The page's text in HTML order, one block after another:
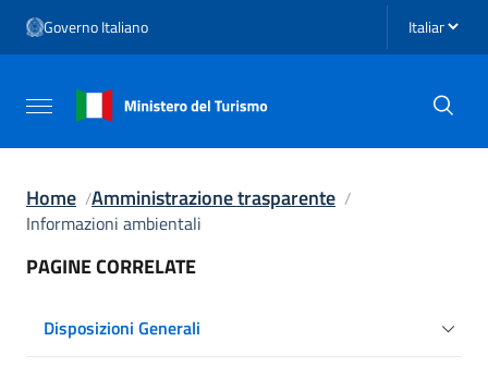
Vai al menu di navigazione
Vai al footer
Governo Italiano Seleziona
Attiva / disattiva la navigazione
Home Amministrazione trasparente
Informazioni ambientali
PAGINE CORRELATE
Disposizioni Generali